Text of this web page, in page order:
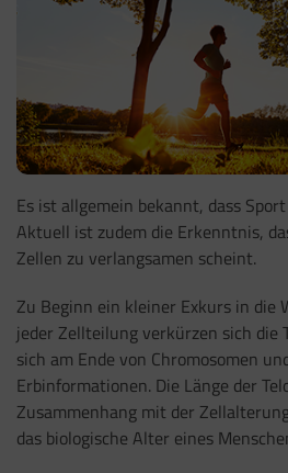
Es ist allgemein bekannt, dass
Aktuell ist zudem die Erkenntnis,
Zellen zu verlangsamen scheint.
Zu Beginn ein kleiner Exkurs in die
jeder Zellteilung verkürzen sich die
sich am Ende von Chromosomen
Erbinformationen. Die Länge der
Zusammenhang mit der
das biologische Alter eines